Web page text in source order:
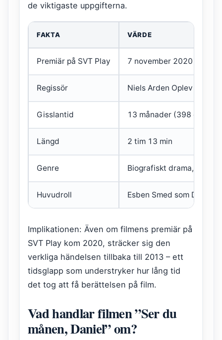
de viktigaste uppgifterna.
FAKTA VÄRDE
Premiär på SVT Play 7 november 2020
Regissör Niels Arden Oplev
Gisslantid 13 månader (398 dagar)
Längd 2 tim 13 min
Genre Biografiskt drama, krig
Huvudroll Esben Smed som Daniel
Implikationen: Även om filmens premiär på
SVT Play kom 2020, sträcker sig den
verkliga händelsen tillbaka till 2013 – ett
tidsglapp som understryker hur lång tid
det tog att få berättelsen på film.
Vad handlar filmen ”Ser du
månen, Daniel” om?